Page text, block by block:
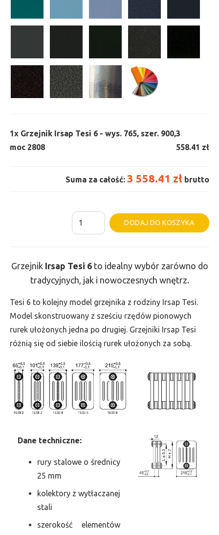
1x Grzejnik Irsap Tesi 6 - wys. 765, szer. 900,
moc 2808
3
558.41 zł
Suma za całość: 3 558.41 zł brutto
ilość
Grzejnik
-
wys.
765,
szer.
900,
2808
DODAJ DO KOSZYKA
Grzejnik Irsap Tesi 6to idealny wybór zarówno do
tradycyjnych, jak i nowoczesnych wnętrz.
Tesi 6 to kolejny model grzejnika z rodziny Irsap Tesi.
Model skonstruowany z sześciu rzędów pionowych
rurek ułożonych jedna po drugiej. Grzejniki Irsap Tesi
różnią się od siebie ilością rurek ułożonych za sobą.
Dane techniczne:
rury stalowe o średnicy
25 mm
kolektory z wytłaczanej
stali
szerokość elementów